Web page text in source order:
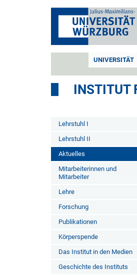
UNIVERSITÄT
INSTITUT
Lehrstuhl I
Lehrstuhl II
Aktuelles
Mitarbeiterinnen und
Mitarbeiter
Lehre
Forschung
Publikationen
Körperspende
Das Institut in den Medien
Geschichte des Instituts